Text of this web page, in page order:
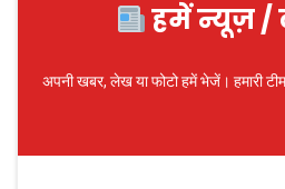
हमें न्यूज़
अपनी खबर, लेख या फोटो हमें भेजें। हमारी टीम